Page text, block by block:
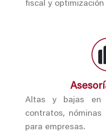
fiscal y
Altas y bajas en
contratos,
para empresas.